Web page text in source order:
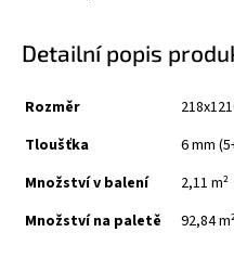
Detailní popis
Rozměr
Tloušťka
6 mm
Množství v balení
2,11 m²
Množství na paletě
92,84